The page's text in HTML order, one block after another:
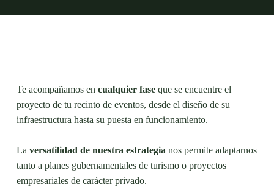
Te acompañamos en cualquier faseque se encuentre el
proyecto de tu recinto de eventos, desde el diseño de su
infraestructura hasta su puesta en funcionamiento.
La versatilidad de nuestra estrategia nos permite adaptarnos
tanto a planes gubernamentales de turismo o proyectos
empresariales de carácter privado.